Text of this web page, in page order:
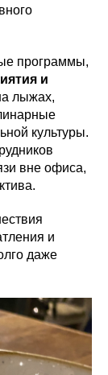
программы,
и
лыжах,
культуры.
вне офиса,
и
даже